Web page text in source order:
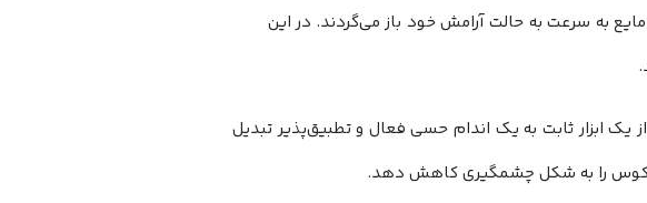
به سرعت به حالت آرامش خود باز می‌گردند. در این
یک ابزار ثابت به یک اندام حسی فعال و تطبیق‌پذیر تبدیل
را به شکل چشمگیری کاهش دهد.